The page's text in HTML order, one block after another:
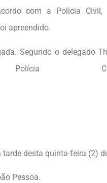
com a Polícia
apreendido.
Segundo o delegado
desta quinta-feira (2)
Pessoa.